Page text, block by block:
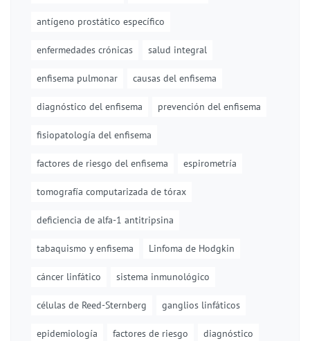
antígeno prostático específico
enfermedades crónicas salud integral
enfisema pulmonar causas del enfisema
diagnóstico del enfisema prevención del enfisema
fisiopatología del enfisema
factores de riesgo del enfisema espirometría
tomografía computarizada de tórax
deficiencia de alfa-1 antitripsina
tabaquismo y enfisema Linfoma de Hodgkin
cáncer linfático sistema inmunológico
células de Reed-Sternberg ganglios linfáticos
epidemiología factores de riesgo diagnóstico